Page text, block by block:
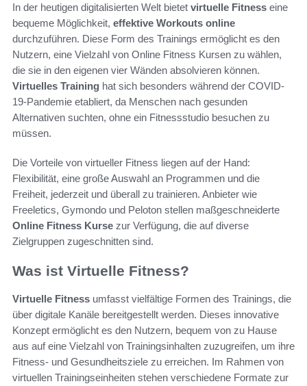
In der heutigen digitalisierten Welt bietet virtuelle Fitness eine
bequeme Möglichkeit, effektive Workouts online
durchzuführen. Diese Form des Trainings ermöglicht es den
Nutzern, eine Vielzahl von Online Fitness Kursen zu wählen,
die sie in den eigenen vier Wänden absolvieren können.
Virtuelles Training hat sich besonders während der COVID-
19-Pandemie etabliert, da Menschen nach gesunden
Alternativen suchten, ohne ein Fitnessstudio besuchen zu
müssen.
Die Vorteile von virtueller Fitness liegen auf der Hand:
Flexibilität, eine große Auswahl an Programmen und die
Freiheit, jederzeit und überall zu trainieren. Anbieter wie
Freeletics, Gymondo und Peloton stellen maßgeschneiderte
Online Fitness Kurse zur Verfügung, die auf diverse
Zielgruppen zugeschnitten sind.
Was ist Virtuelle Fitness?
Virtuelle Fitness umfasst vielfältige Formen des Trainings, die
über digitale Kanäle bereitgestellt werden. Dieses innovative
Konzept ermöglicht es den Nutzern, bequem von zu Hause
aus auf eine Vielzahl von Trainingsinhalten zuzugreifen, um ihre
Fitness- und Gesundheitsziele zu erreichen. Im Rahmen von
virtuellen Trainingseinheiten stehen verschiedene Formate zur